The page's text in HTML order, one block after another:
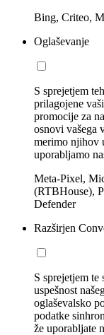
Bing, Criteo,
Oglaševanje
S sprejetjem
prilagojene
promocije za
osnovi vašega
merimo njihov
uporabljamo
Meta-Pixel,
(RTBHouse),
Defender
Razširjen
S sprejetjem
uspešnost
oglaševalsko
podatke
že uporabljate